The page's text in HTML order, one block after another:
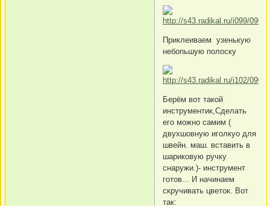
Приклеиваем узенькую
небопьшую полоску
Берём вот такой
инструментик,Сделать
его можно самим (
двухшовную иголкуо для
швейн. маш. вставить в
шариковую ручку
снаружи.)- инструмент
готов... И начинаем
скручивать цветок. Вот
так: